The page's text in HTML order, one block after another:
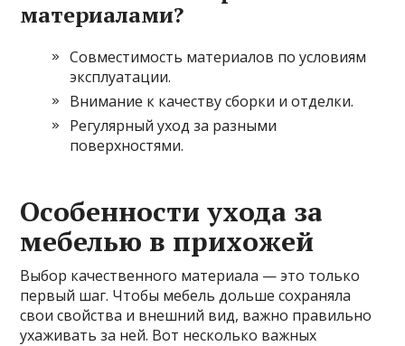
материалами?
Совместимость материалов по условиям
эксплуатации.
Внимание к качеству сборки и отделки.
Регулярный уход за разными
поверхностями.
Особенности ухода за
мебелью в прихожей
Выбор качественного материала — это только
первый шаг. Чтобы мебель дольше сохраняла
свои свойства и внешний вид, важно правильно
ухаживать за ней. Вот несколько важных